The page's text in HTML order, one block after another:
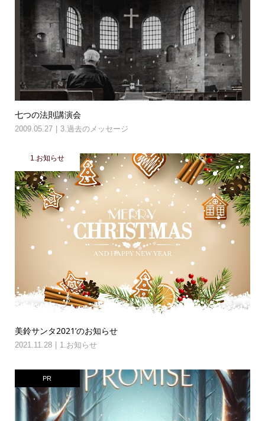
七つの法則講演会
2009.05.27 3.過去のメッセージ
1.お知らせ
美鈴サンタ2021’のお知らせ
2021.11.28 1.お知らせ
PR